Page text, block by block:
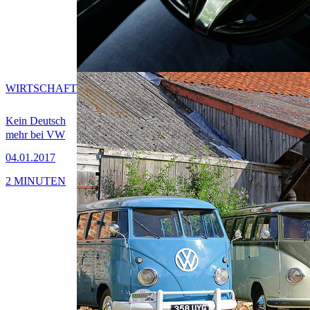
Kein Deutsch
mehr bei VW
04.01.2017
WIRTSCHAFT
2 MINUTEN